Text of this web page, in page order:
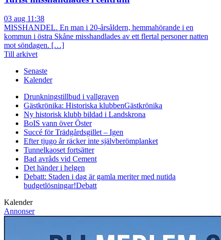
03 aug 11:38
MISSHANDEL. En man i 20-årsåldern, hemmahörande i en
kommun i östra Skåne misshandlades av ett flertal personer natten
mot söndagen. […]
Till arkivet
Senaste
Kalender
Drunkningstillbud i vallgraven
Gästkrönika: Historiska klubbenGästkrönika
Ny historisk klubb bildad i Landskrona
BoIS vann över Öster
Succé för Trädgårdsgillet – Igen
Efter tjugo år räcker inte självberömplanket
Tunnelkaoset fortsätter
Bad avråds vid Cement
Det händer i helgen
Debatt: Staden i dag är gamla meriter med nutida
budgetlösningar!Debatt
Kalender
Annonser